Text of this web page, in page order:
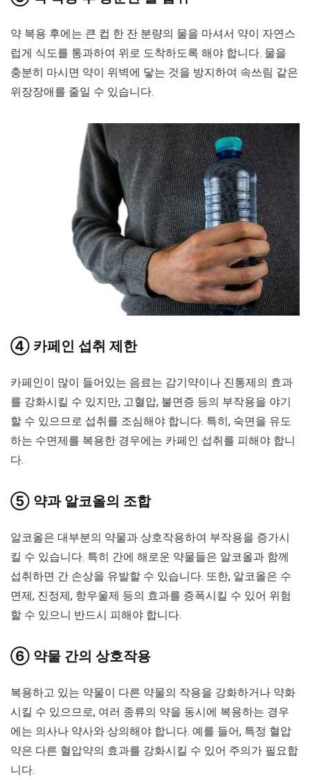
약 복용 후에는 큰 컵 한 잔 분량의 물을 마셔서 약이 자연스
럽게 식도를 통과하여 위로 도착하도록 해야 합니다. 물을
충분히 마시면 약이 위벽에 닿는 것을 방지하여 속쓰림 같은
위장장애를 줄일 수 있습니다.
④ 카페인 섭취 제한
카페인이 많이 들어있는 음료는 감기약이나 진통제의 효과
를 강화시킬 수 있지만, 고혈압, 불면증 등의 부작용을 야기
할 수 있으므로 섭취를 조심해야 합니다. 특히, 숙면을 유도
하는 수면제를 복용한 경우에는 카페인 섭취를 피해야 합니
다.
⑤ 약과 알코올의 조합
알코올은 대부분의 약물과 상호작용하여 부작용을 증가시
킬 수 있습니다. 특히 간에 해로운 약물들은 알코올과 함께
섭취하면 간 손상을 유발할 수 있습니다. 또한, 알코올은 수
면제, 진정제, 항우울제 등의 효과를 증폭시킬 수 있어 위험
할 수 있으니 반드시 피해야 합니다.
⑥ 약물 간의 상호작용
복용하고 있는 약물이 다른 약물의 작용을 강화하거나 약화
시킬 수 있으므로, 여러 종류의 약을 동시에 복용하는 경우
에는 의사나 약사와 상의해야 합니다. 예를 들어, 특정 혈압
약은 다른 혈압약의 효과를 강화시킬 수 있어 주의가 필요합
니다.